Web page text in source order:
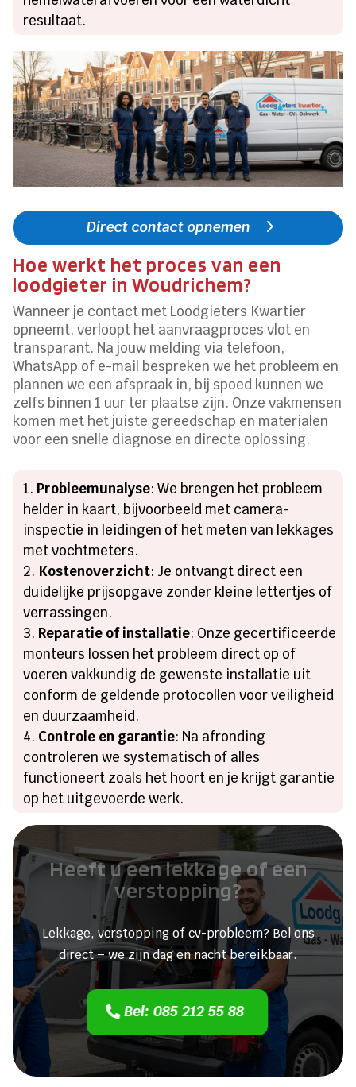
resultaat.
Direct contact opnemen
Hoe werkt het proces van een
loodgieter in Woudrichem?
Wanneer je contact met Loodgieters Kwartier
opneemt, verloopt het aanvraagproces vlot en
transparant. Na jouw melding via telefoon,
WhatsApp of e-mail bespreken we het probleem en
plannen we een afspraak in, bij spoed kunnen we
zelfs binnen 1 uur ter plaatse zijn. Onze vakmensen
komen met het juiste gereedschap en materialen
voor een snelle diagnose en directe oplossing.
Probleemunalyse: We brengen het probleem
helder in kaart, bijvoorbeeld met camera-
inspectie in leidingen of het meten van lekkages
met vochtmeters.
Kostenoverzicht: Je ontvangt direct een
duidelijke prijsopgave zonder kleine lettertjes of
verrassingen.
Reparatie of installatie: Onze gecertificeerde
monteurs lossen het probleem direct op of
voeren vakkundig de gewenste installatie uit
conform de geldende protocollen voor veiligheid
en duurzaamheid.
Controle en garantie: Na afronding
controleren we systematisch of alles
functioneert zoals het hoort en je krijgt garantie
op het uitgevoerde werk.
Heeft u een lekkage of een
verstopping?
Lekkage, verstopping of cv-probleem? Bel ons
direct – we zijn dag en nacht bereikbaar.
Bel: 085 212 55 88